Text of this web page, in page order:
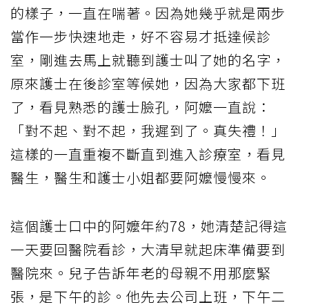
的樣子，一直在喘著。因為她幾乎就是兩步
當作一步快速地走，好不容易才抵達候診
室，剛進去馬上就聽到護士叫了她的名字，
原來護士在後診室等候她，因為大家都下班
了，看見熟悉的護士臉孔，阿嬤一直說：
「對不起、對不起，我遲到了。真失禮！」
這樣的一直重複不斷直到進入診療室，看見
醫生，醫生和護士小姐都要阿嬤慢慢來。
這個護士口中的阿嬤年約78，她清楚記得這
一天要回醫院看診，大清早就起床準備要到
醫院來。兒子告訴年老的母親不用那麼緊
張，是下午的診。他先去公司上班，下午二